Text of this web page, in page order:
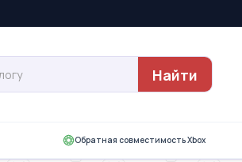
Найти
Обратная совместимость Xbox